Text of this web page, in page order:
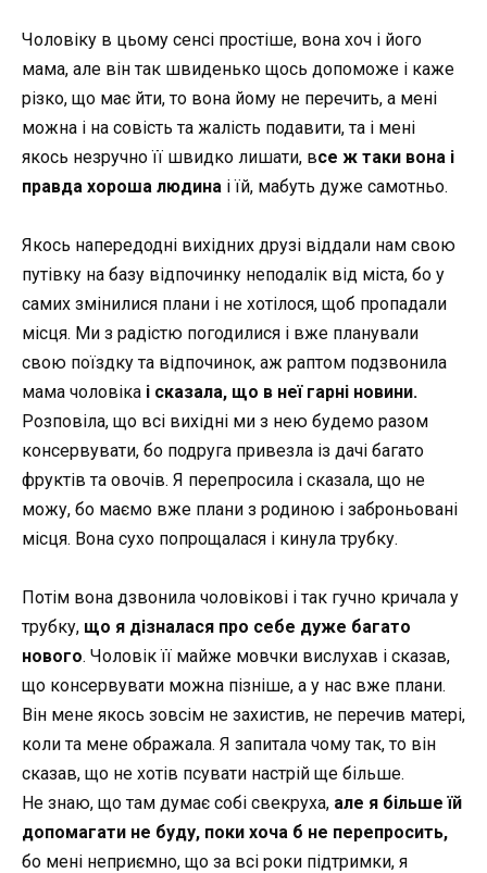
Чоловіку в цьому сенсі простіше, вона хоч і його
мама, але він так швиденько щось допоможе і каже
різко, що має йти, то вона йому не перечить, а мені
можна і на совість та жалість подавити, та і мені
якось незручно її швидко лишати, все ж таки вона і
правда хороша людина іїй, мабуть дуже самотньо.
Якось напередодні вихідних друзі віддали нам свою
путівку на базу відпочинку неподалік від міста, бо у
самих змінилися плани і не хотілося, щоб пропадали
місця. Ми з радістю погодилися і вже планували
свою поїздку та відпочинок, аж раптом подзвонила
мама чоловіка і сказала, що в неї гарні новини.
Розповіла, що всі вихідні ми з нею будемо разом
консервувати, бо подруга привезла із дачі багато
фруктів та овочів. Я перепросила і сказала, що не
можу, бо маємо вже плани з родиною і заброньовані
місця. Вона сухо попрощалася і кинула трубку.
Потім вона дзвонила чоловікові і так гучно кричала у
трубку, що я дізналася про себе дуже багато
нового. Чоловік її майже мовчки вислухав і сказав,
що консервувати можна пізніше, а у нас вже плани.
Він мене якось зовсім не захистив, не перечив матері,
коли та мене ображала. Я запитала чому так, то він
сказав, що не хотів псувати настрій ще більше.
Не знаю, що там думає собі свекруха, але я більше їй
допомагати не буду, поки хоча б не перепросить,
бо мені неприємно, що за всі роки підтримки, я